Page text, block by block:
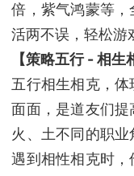
倍，紫气鸿蒙等
活两不误，轻松游
【策略五行 - 相生
五行相生相克，
面面，是道友们提
火、土不同的职业
遇到相性相克时